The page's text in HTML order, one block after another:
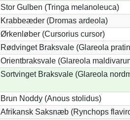
Stor Gulben (Tringa melanoleuca)
Krabbeæder (Dromas ardeola)
Ørkenløber (Cursorius cursor)
Rødvinget Braksvale (Glareola
Orientbraksvale (Glareola
Sortvinget Braksvale (Glareola
Brun Noddy (Anous stolidus)
Afrikansk Saksnæb (Rynchops